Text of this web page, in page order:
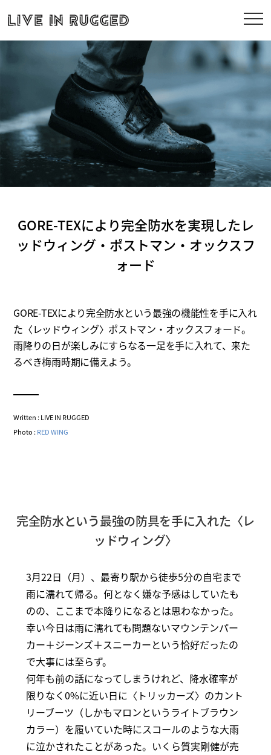
GORE-TEXにより完全防水を実現したレ
ッドウィング・ポストマン・オックスフ
ォード
GORE-TEXにより完全防水という最強の機能性を手に入れ
た〈レッドウィング〉ポストマン・オックスフォード。
雨降りの日が楽しみにすらなる一足を手に入れて、来た
るべき梅雨時期に備えよう。
Written : LIVE IN RUGGED
Photo :RED WING
完全防水という最強の防具を手に入れた〈レ
ッドウィング〉
3月22日（月）、最寄り駅から徒歩5分の自宅まで
雨に濡れて帰る。何となく嫌な予感はしていたも
のの、ここまで本降りになるとは思わなかった。
幸い今日は雨に濡れても問題ないマウンテンパー
カー＋ジーンズ＋スニーカーという恰好だったの
で大事には至らず。
何年も前の話になってしまうけれど、降水確率が
限りなく0%に近い日に〈トリッカーズ〉のカント
リーブーツ（しかもマロンというライトブラウン
カラー）を履いていた時にスコールのような大雨
に泣かされたことがあった。いくら質実剛健が売